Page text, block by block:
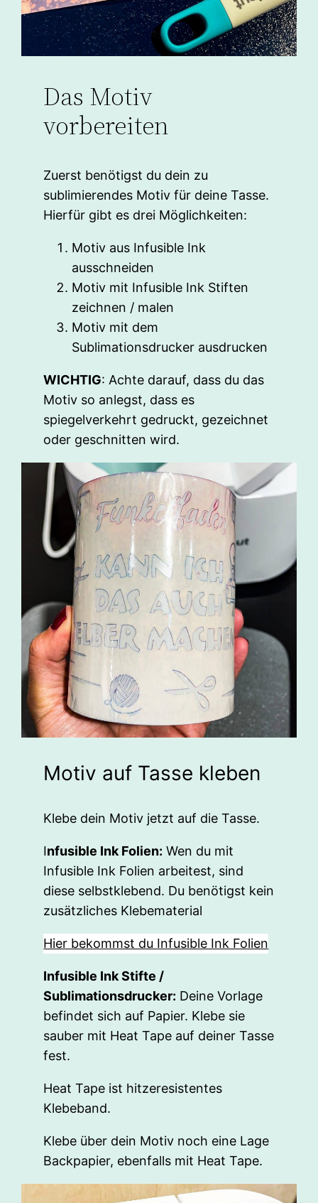
Das Motiv
vorbereiten
Zuerst benötigst du dein zu
sublimierendes Motiv für deine Tasse.
Hierfür gibt es drei Möglichkeiten:
Motiv aus Infusible Ink
ausschneiden
Motiv mit Infusible Ink Stiften
zeichnen / malen
Motiv mit dem
Sublimationsdrucker ausdrucken
WICHTIG: Achte darauf, dass du das
Motiv so anlegst, dass es
spiegelverkehrt gedruckt, gezeichnet
oder geschnitten wird.
Motiv auf Tasse kleben
Klebe dein Motiv jetzt auf die Tasse.
Infusible Ink Folien: Wen du mit
Infusible Ink Folien arbeitest, sind
diese selbstklebend. Du benötigst kein
zusätzliches Klebematerial
Hier bekommst du Infusible Ink Folien
Infusible Ink Stifte /
Sublimationsdrucker: Deine Vorlage
befindet sich auf Papier. Klebe sie
sauber mit Heat Tape auf deiner Tasse
fest.
Heat Tape ist hitzeresistentes
Klebeband.
Klebe über dein Motiv noch eine Lage
Backpapier, ebenfalls mit Heat Tape.